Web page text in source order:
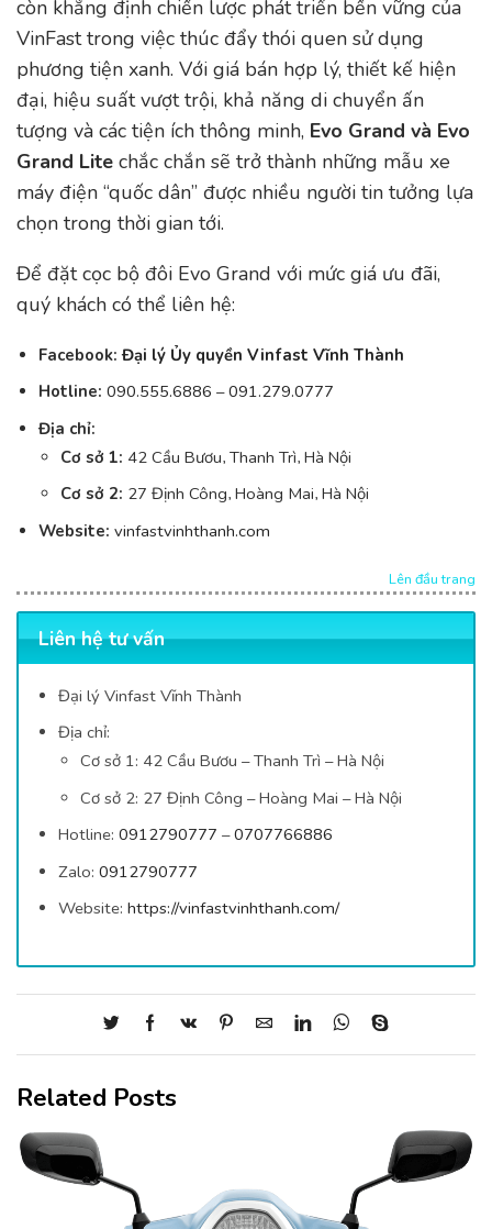
còn khẳng định chiến lược phát triển bền vững của
VinFast trong việc thúc đẩy thói quen sử dụng
phương tiện xanh. Với giá bán hợp lý, thiết kế hiện
đại, hiệu suất vượt trội, khả năng di chuyển ấn
tượng và các tiện ích thông minh, Evo Grand và Evo
Grand Lite chắc chắn sẽ trở thành những mẫu xe
máy điện “quốc dân” được nhiều người tin tưởng lựa
chọn trong thời gian tới.
Để đặt cọc bộ đôi Evo Grand với mức giá ưu đãi,
quý khách có thể liên hệ:
Facebook:Đại lý Ủy quyền Vinfast Vĩnh Thành
Hotline: 090.555.6886 –091.279.0777
Địa chỉ:
Cơ sở 1: 42 Cầu Bươu, Thanh Trì, Hà Nội
Cơ sở 2: 27 Định Công, Hoàng Mai, Hà Nội
Website: vinfastvinhthanh.com
Lên đầu trang
Liên hệ tư vấn
Đại lý Vinfast Vĩnh Thành
Địa chỉ:
Cơ sở 1: 42 Cầu Bươu – Thanh Trì – Hà Nội
Cơ sở 2: 27 Định Công – Hoàng Mai – Hà Nội
Hotline: 0912790777 –0707766886
Zalo: 0912790777
Website: https://vinfastvinhthanh.com/
Related Posts